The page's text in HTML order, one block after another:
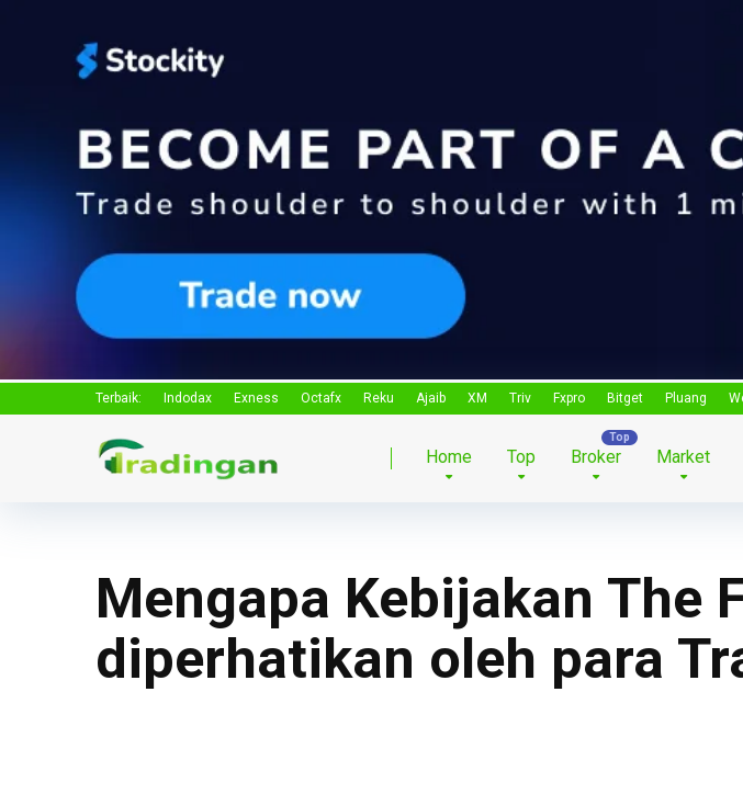
Terbaik: Indodax Exness Octafx Reku Ajaib XM Triv Fxpro Bitget Pluang
Home Top Broker Market
Mengapa Kebijakan The
diperhatikan oleh para